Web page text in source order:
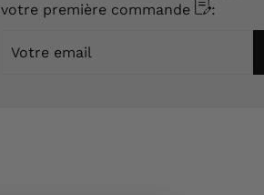
votre première commande
: